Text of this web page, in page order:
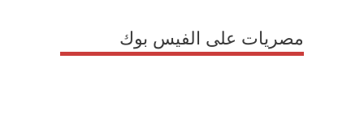
مصريات على الفيس بوك